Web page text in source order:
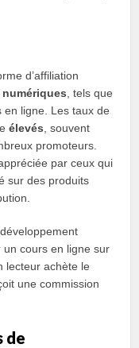
d’affiliation
, tels que
en ligne. Les taux de
élevés , souvent
promoteurs.
par ceux qui
sur des produits
un cours en ligne sur
lecteur achète le
une commission
de